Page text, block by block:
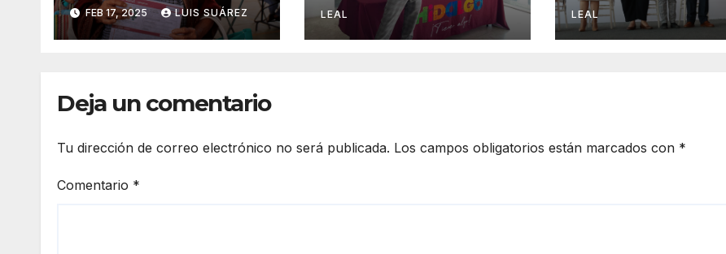
FEB 17, 2025 LUIS SUÁREZ
salsa
LEAL
Hidalgo
LEAL
Deja un comentario
Tu dirección de correo electrónico no será publicada. Los campos obligatorios están marcados con *
Comentario *